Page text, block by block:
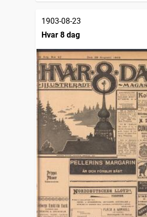
1903-08-23
Hvar 8 dag